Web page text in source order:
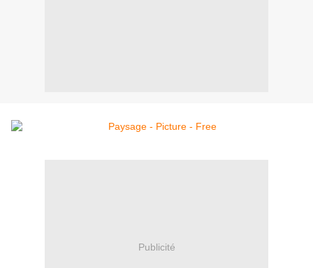
Publicité